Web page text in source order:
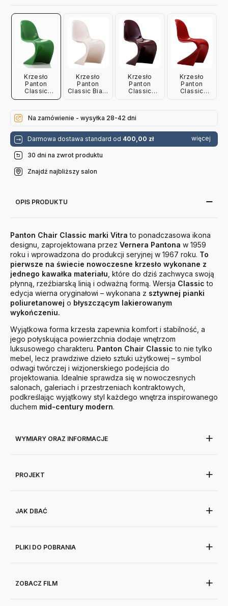
Krzesło
Panton
Classic
Zielone Vitra
Krzesło
Panton
Classic Białe
Krzesło
Panton
Classic
Krzesło
Panton
Classic
Na zamówienie - wysyłka 28-42 dni
Darmowa dostawa standard od 400,00 zł więcej
30 dni na zwrot produktu
Znajdź najbliższy salon
OPIS PRODUKTU
Panton Chair Classic marki Vitra to ponadczasowa ikona
designu, zaprojektowana przez Vernera Pantona w 1959
roku i wprowadzona do produkcji seryjnej w 1967 roku. To
pierwsze na świecie nowoczesne krzesło wykonane z
jednego kawałka materiału , które do dziś zachwyca swoją
płynną, rzeźbiarską linią i odważną formą. Wersja Classic to
edycja wierna oryginałowi – wykonana z sztywnej pianki
poliuretanowej o błyszczącym lakierowanym
wykończeniu.
Wyjątkowa forma krzesła zapewnia komfort i stabilność, a
jego połyskująca powierzchnia dodaje wnętrzom
luksusowego charakteru. Panton Chair Classic to nie tylko
mebel, lecz prawdziwe dzieło sztuki użytkowej – symbol
odwagi twórczej i wizjonerskiego podejścia do
projektowania. Idealnie sprawdza się w nowoczesnych
salonach, galeriach i przestrzeniach kontraktowych,
podkreślając wyjątkowy styl każdego wnętrza inspirowanego
duchem mid-century modern.
WYMIARY ORAZ INFORMACJE
PROJEKT
JAK DBAĆ
PLIKI DO POBRANIA
ZOBACZ FILM